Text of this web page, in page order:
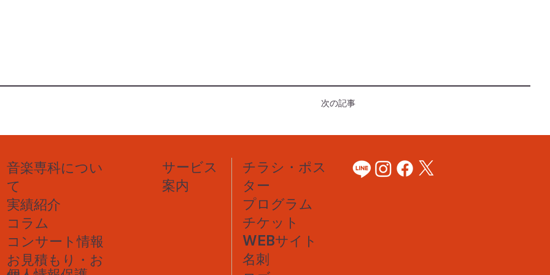
次の記事
音楽専科につい
て
実績紹介
コラム
コンサート情報
​お見積もり・お
サービス
案内
チラシ・ポス
ター
プログラム
チケット
WEBサイト
名刺